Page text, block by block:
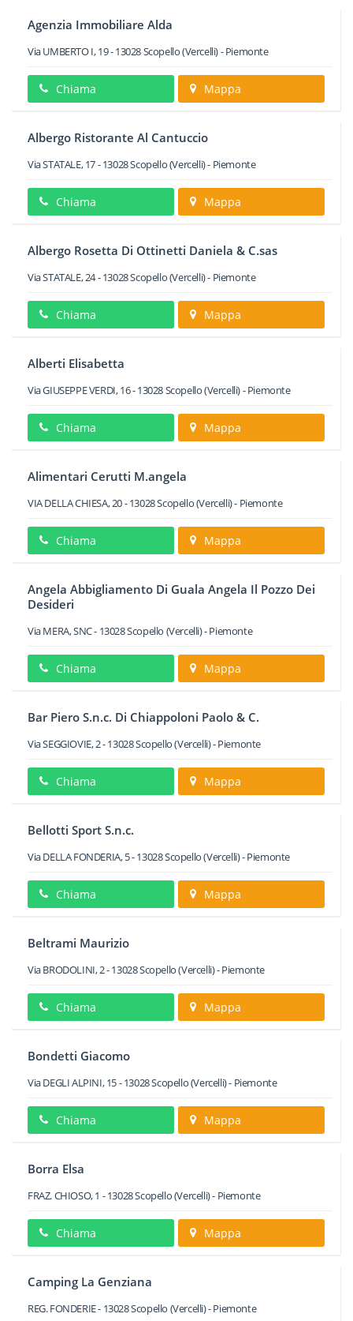
Agenzia Immobiliare Alda
Via UMBERTO I, 19-13028Scopello(Vercelli) -Piemonte
Chiama Mappa
Albergo Ristorante Al Cantuccio
Via STATALE, 17-13028Scopello(Vercelli) - Piemonte
Chiama Mappa
Albergo Rosetta Di Ottinetti Daniela & C.sas
Via STATALE, 24-13028Scopello(Vercelli) - Piemonte
Chiama Mappa
Alberti Elisabetta
Via GIUSEPPE VERDI, 16-13028Scopello(Vercelli) -Piemonte
Chiama Mappa
Alimentari Cerutti M.angela
VIA DELLA CHIESA, 20-13028Scopello(Vercelli) - Piemonte
Chiama Mappa
Angela Abbigliamento Di Guala Angela Il Pozzo Dei
Desideri
Via MERA, SNC- 13028Scopello (Vercelli) -Piemonte
Chiama Mappa
Bar Piero S.n.c. Di Chiappoloni Paolo & C.
Via SEGGIOVIE, 2-13028Scopello(Vercelli) -Piemonte
Chiama Mappa
Bellotti Sport S.n.c.
Via DELLA FONDERIA, 5-13028Scopello(Vercelli) -Piemonte
Chiama Mappa
Beltrami Maurizio
Via BRODOLINI, 2-13028Scopello(Vercelli) -Piemonte
Chiama Mappa
Bondetti Giacomo
Via DEGLI ALPINI, 15-13028Scopello(Vercelli) - Piemonte
Chiama Mappa
Borra Elsa
FRAZ. CHIOSO, 1 -13028Scopello(Vercelli) - Piemonte
Chiama Mappa
Camping La Genziana
REG. FONDERIE- 13028Scopello (Vercelli) -Piemonte